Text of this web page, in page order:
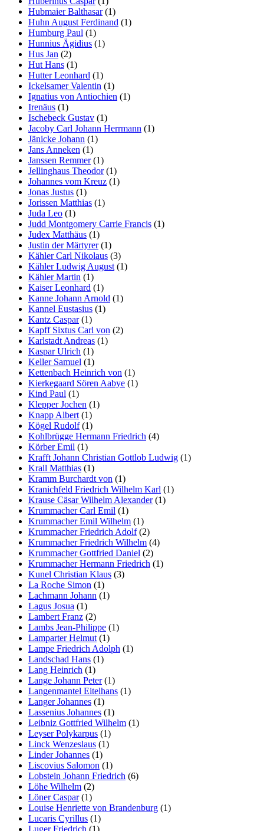
Hubmaier Balthasar(1)
Huhn August Ferdinand (1)
Humburg Paul (1)
Hunnius Ägidius (1)
Hus Jan (2)
Hut Hans (1)
Hutter Leonhard (1)
Ickelsamer Valentin (1)
Ignatius von Antiochien (1)
Irenäus (1)
Ischebeck Gustav (1)
Jacoby Carl Johann Herrmann (1)
Jänicke Johann (1)
Jans Anneken (1)
Janssen Remmer(1)
Jellinghaus Theodor(1)
Johannes vom Kreuz (1)
Jonas Justus (1)
Jorissen Matthias (1)
Juda Leo (1)
Judd Montgomery Carrie Francis (1)
Judex Matthäus (1)
Justin der Märtyrer(1)
Kähler Carl Nikolaus (3)
Kähler Ludwig August (1)
Kähler Martin (1)
Kaiser Leonhard (1)
Kanne Johann Arnold (1)
Kannel Eustasius (1)
Kantz Caspar(1)
Kapff Sixtus Carl von (2)
Karlstadt Andreas (1)
Kaspar Ulrich (1)
Keller Samuel (1)
Kettenbach Heinrich von (1)
Kierkegaard Sören Aabye (1)
Kind Paul (1)
Klepper Jochen (1)
Knapp Albert (1)
Kögel Rudolf(1)
Kohlbrügge Hermann Friedrich (4)
Körber Emil (1)
Krafft Johann Christian Gottlob Ludwig (1)
Krall Matthias (1)
Kramm Burchardt von (1)
Kranichfeld Friedrich Wilhelm Karl (1)
Krause Cäsar Wilhelm Alexander(1)
Krummacher Carl Emil (1)
Krummacher Emil Wilhelm (1)
Krummacher Friedrich Adolf(2)
Krummacher Friedrich Wilhelm (4)
Krummacher Gottfried Daniel (2)
Krummacher Hermann Friedrich (1)
Kunel Christian Klaus (3)
La Roche Simon (1)
Lachmann Johann (1)
Lagus Josua (1)
Lambert Franz (2)
Lambs Jean-Philippe (1)
Lamparter Helmut (1)
Lampe Friedrich Adolph (1)
Landschad Hans (1)
Lang Heinrich (1)
Lange Johann Peter(1)
Langenmantel Eitelhans (1)
Langer Johannes (1)
Lassenius Johannes (1)
Leibniz Gottfried Wilhelm (1)
Leyser Polykarpus (1)
Linck Wenzeslaus (1)
Linder Johannes (1)
Liscovius Salomon (1)
Lobstein Johann Friedrich (6)
Löhe Wilhelm (2)
Löner Caspar(1)
Louise Henriette von Brandenburg (1)
Lucaris Cyrillus (1)
Luger Friedrich (1)